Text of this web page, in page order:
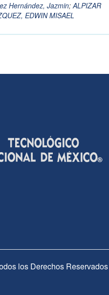
Hernández, Jazmin;ALPIZAR
EDWIN MISAEL
los Derechos Reservados